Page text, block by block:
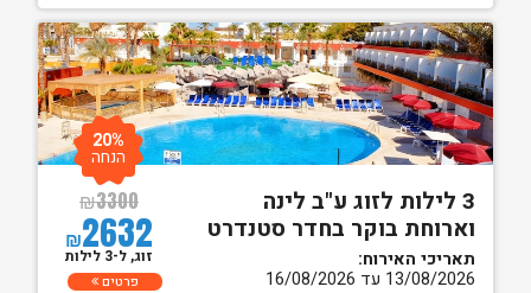
3 לילות לזוג ע"ב לינה
וארוחת בוקר בחדר סטנדרט
תאריכי האירוח:
13/08/2026 עד 16/08/2026
₪3300
₪2632
20%
הנחה
זוג, ל-3 לילות
פרטים